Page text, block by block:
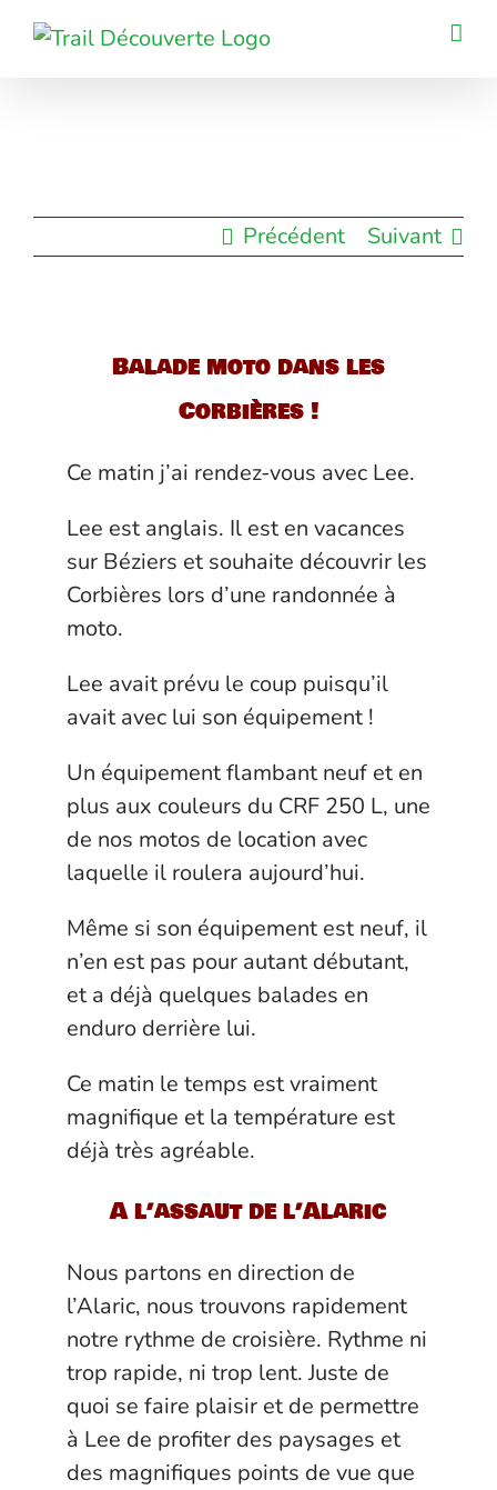
Passer
Précédent Suivant
Balade moto dans les
Corbières !
Ce matin j’ai rendez-vous avec Lee.
Lee est anglais. Il est en vacances
sur Béziers et souhaite découvrir les
Corbières lors d’une randonnée à
moto.
Lee avait prévu le coup puisqu’il
avait avec lui son équipement !
Un équipement flambant neuf et en
plus aux couleurs du CRF 250 L, une
de nos motos de location avec
laquelle il roulera aujourd’hui.
Même si son équipement est neuf, il
n’en est pas pour autant débutant,
et a déjà quelques balades en
enduro derrière lui.
Ce matin le temps est vraiment
magnifique et la température est
déjà très agréable.
A l’assaut de l’Alaric
Nous partons en direction de
l’Alaric, nous trouvons rapidement
notre rythme de croisière. Rythme ni
trop rapide, ni trop lent. Juste de
quoi se faire plaisir et de permettre
à Lee de profiter des paysages et
des magnifiques points de vue que